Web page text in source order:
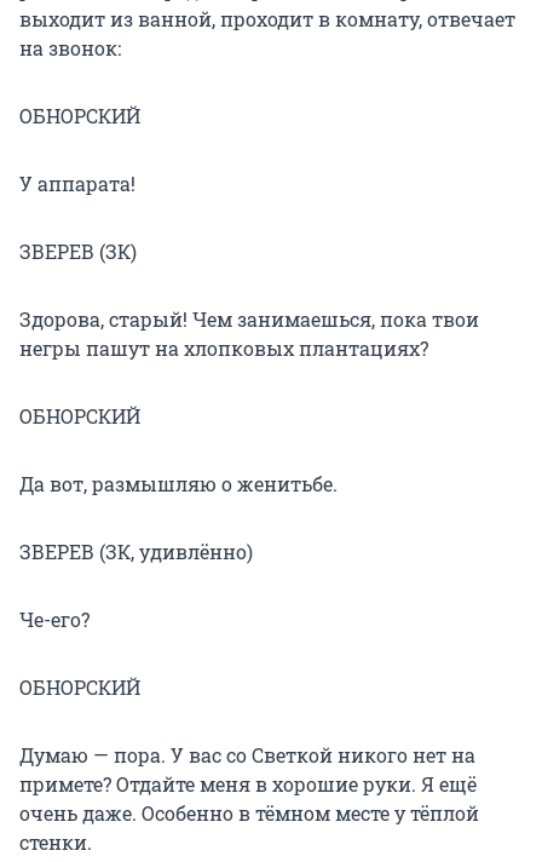
выходит из ванной, проходит в комнату, отвечает
на звонок:
ОБНОРСКИЙ
У аппарата!
ЗВЕРЕВ (ЗК)
Здорова, старый! Чем занимаешься, пока твои
негры пашут на хлопковых плантациях?
ОБНОРСКИЙ
Да вот, размышляю о женитьбе.
ЗВЕРЕВ (ЗК, удивлённо)
Че-его?
ОБНОРСКИЙ
Думаю — пора. У вас со Светкой никого нет на
примете? Отдайте меня в хорошие руки. Я ещё
очень даже. Особенно в тёмном месте у тёплой
стенки.